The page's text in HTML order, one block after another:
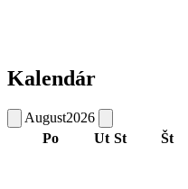
Kalendár
August2026
Po
Ut St Št